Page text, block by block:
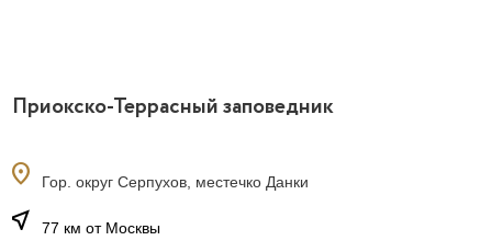
Приокско-Террасный заповедник
location_on Гор. округ Серпухов, местечко Данки
near_me 77 км от Москвы